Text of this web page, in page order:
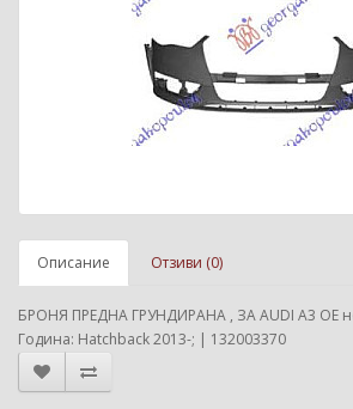
Описание Отзиви (0)
БРОНЯ ПРЕДНА ГРУНДИРАНА , ЗА AUDI A3 ОЕ
Година: Hatchback 2013-; | 132003370